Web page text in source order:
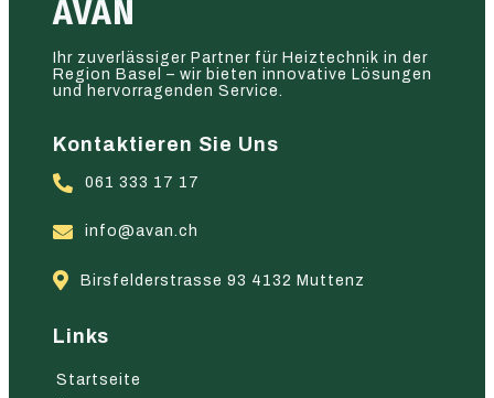
AVAN
Ihr zuverlässiger Partner für Heiztechnik in der
Region Basel – wir bieten innovative Lösungen
und hervorragenden Service.
Kontaktieren Sie Uns
061 333 17 17
info@avan.ch
Birsfelderstrasse 93 4132 Muttenz
Links
Startseite